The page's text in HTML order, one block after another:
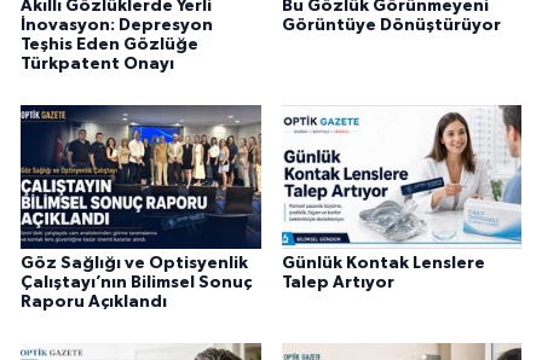
Akıllı Gözlüklerde Yerli
İnovasyon: Depresyon
Teşhis Eden Gözlüğe
Türkpatent Onayı
Bu Gözlük Görünmeyeni
Görüntüye Dönüştürüyor
Göz Sağlığı ve Optisyenlik
Çalıştayı’nın Bilimsel Sonuç
Raporu Açıklandı
Günlük Kontak Lenslere
Talep Artıyor